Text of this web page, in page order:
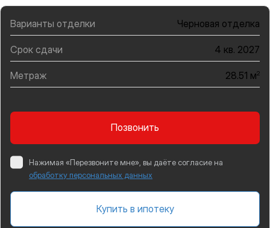
Варианты отделки Черновая отделка
Срок сдачи 4 кв. 2027
Метраж 28.51 м2
Позвонить
Нажимая «Перезвоните мне», вы даёте согласие на
обработку персональных данных
Купить в ипотеку